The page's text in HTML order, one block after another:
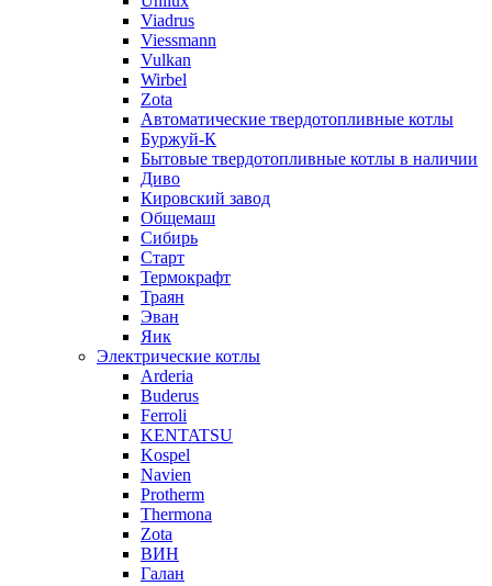
Viadrus
Viessmann
Vulkan
Wirbel
Zota
Автоматические твердотопливные котлы
Буржуй-К
Бытовые твердотопливные котлы в наличии
Диво
Кировский завод
Общемаш
Сибирь
Старт
Термокрафт
Траян
Эван
Яик
Электрические котлы
Arderia
Buderus
Ferroli
KENTATSU
Kospel
Navien
Protherm
Thermona
Zota
ВИН
Галан